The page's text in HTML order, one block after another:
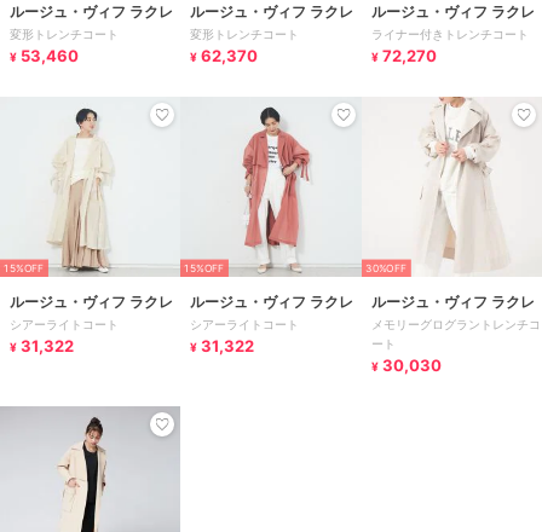
ルージュ・ヴィフ ラクレ
変形トレンチコート
¥ 53,460
ルージュ・ヴィフ ラクレ
変形トレンチコート
¥ 62,370
ルージュ・ヴィフ ラクレ
ライナー付きトレンチコート
¥ 72,270
15%OFF
ルージュ・ヴィフ ラクレ
シアーライトコート
¥ 31,322
15%OFF
ルージュ・ヴィフ ラクレ
シアーライトコート
¥ 31,322
30%OFF
ルージュ・ヴィフ ラクレ
メモリーグログラントレンチコ
ート
¥ 30,030